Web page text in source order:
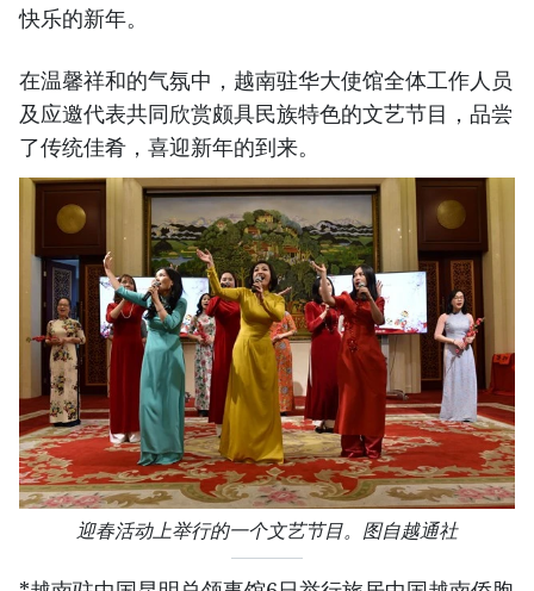
快乐的新年。
在温馨祥和的气氛中，越南驻华大使馆全体工作人员
及应邀代表共同欣赏颇具民族特色的文艺节目，品尝
了传统佳肴，喜迎新年的到来。
迎春活动上举行的一个文艺节目。图自越通社